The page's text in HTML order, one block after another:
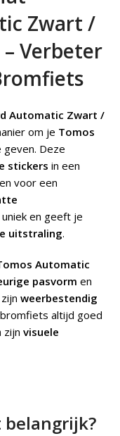
Zwart /
Verbeter
Automatic Zwart /
om je Tomos
geven. Deze
stickers in een
voor een
en geeft je
uitstraling.
Automatic
pasvorm en
zijn weerbestendig
altijd goed
zijn visuele